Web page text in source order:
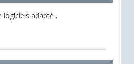
adapté .